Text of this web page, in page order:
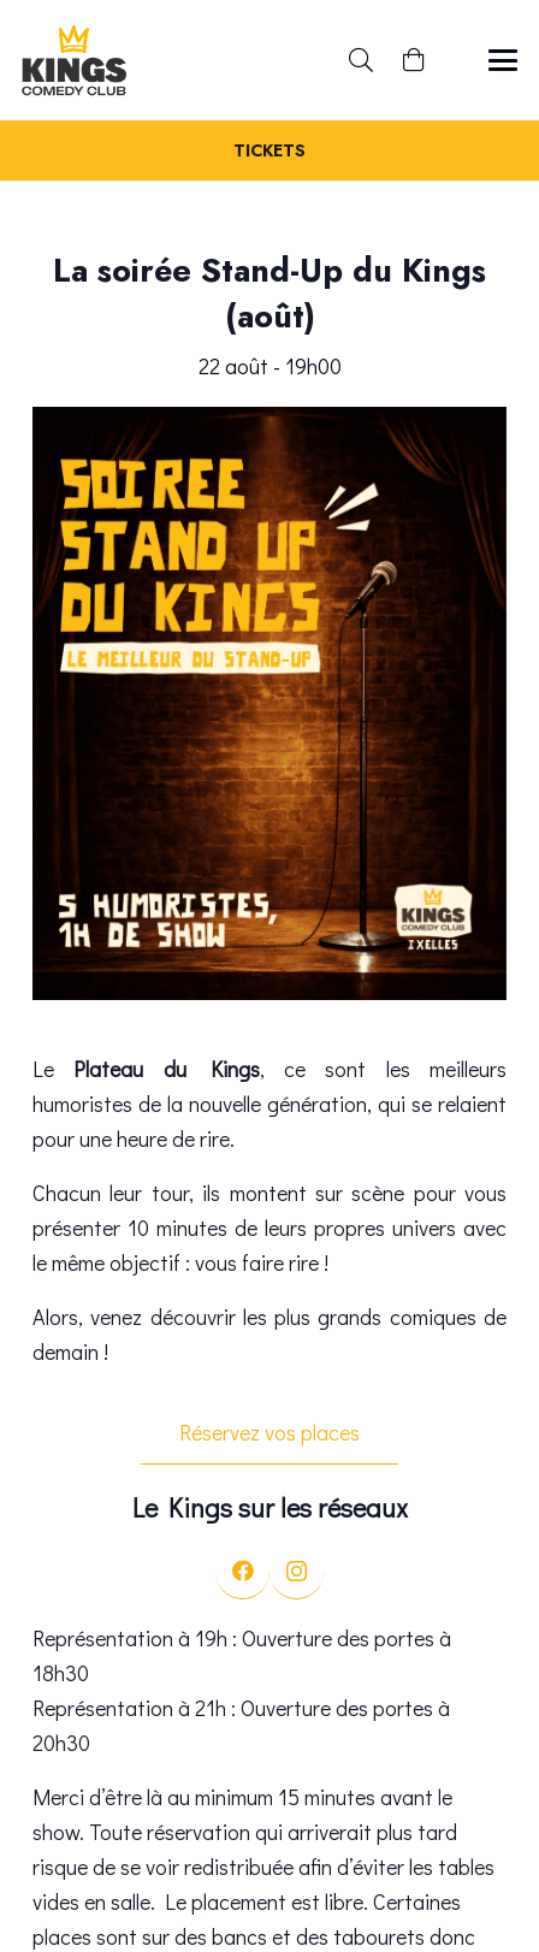
TICKETS
La soirée Stand-Up du Kings
(août)
22 août - 19h00
Le Plateau du Kings, ce sont les meilleurs
humoristes de la nouvelle génération, qui se relaient
pour une heure de rire.
Chacun leur tour, ils montent sur scène pour vous
présenter 10 minutes de leurs propres univers avec
le même objectif : vous faire rire !
Alors, venez découvrir les plus grands comiques de
demain !
Réservez vos places
Le Kings sur les réseaux
Représentation à 19h : Ouverture des portes à
18h30
Représentation à 21h : Ouverture des portes à
20h30
Merci d’être là au minimum 15 minutes avant le
show. Toute réservation qui arriverait plus tard
risque de se voir redistribuée afin d’éviter les tables
vides en salle. Le placement est libre. Certaines
places sont sur des bancs et des tabourets donc